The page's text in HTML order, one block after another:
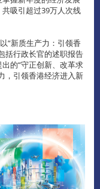
吸引超过39万人次线
“新质生产力：引领香
括行政长官的述职报告
的“守正创新、改革求
，引领香港经济进入新